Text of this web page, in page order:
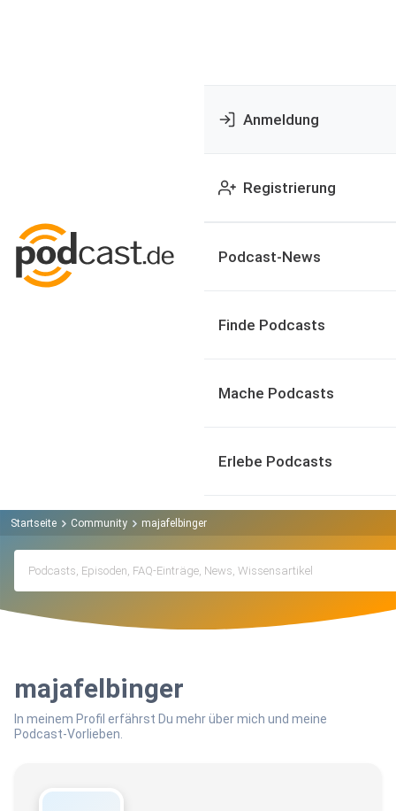
Anmeldung
Registrierung
Podcast-News
Finde Podcasts
Mache Podcasts
Erlebe Podcasts
Startseite Community majafelbinger
majafelbinger
In meinem Profil erfährst Du mehr über mich und meine
Podcast-Vorlieben.